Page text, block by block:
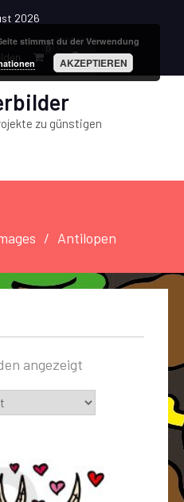
2026
0
zu günstigen
Antilopen
angezeigt
stimmst du der Verwendung
AKZEPTIEREN